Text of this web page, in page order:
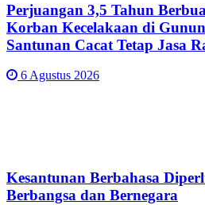
Perjuangan 3,5 Tahun
Korban Kecelakaan di
Santunan Cacat Tetap Jasa
6 Agustus 2026
Kesantunan Berbahasa
Berbangsa dan Bernegara